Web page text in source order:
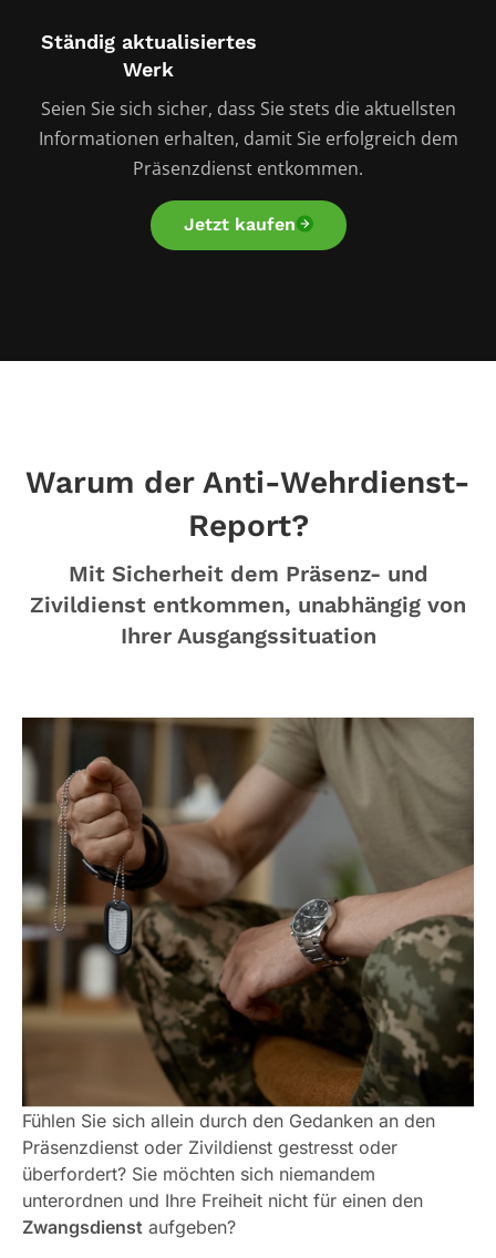
Ständig aktualisiertes
Werk
Seien Sie sich sicher, dass Sie stets die aktuellsten
Informationen erhalten, damit Sie erfolgreich dem
Präsenzdienst entkommen.
Jetzt kaufen
Warum der Anti-Wehrdienst-
Report?
Mit Sicherheit dem Präsenz- und
Zivildienst entkommen, unabhängig von
Ihrer Ausgangssituation
Fühlen Sie sich allein durch den Gedanken an den
Präsenzdienst oder Zivildienst gestresst oder
überfordert? Sie möchten sich niemandem
unterordnen und Ihre Freiheit nicht für einen den
Zwangsdienst aufgeben?